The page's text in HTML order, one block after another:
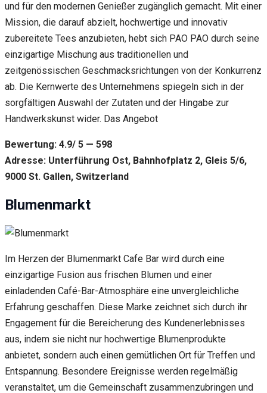
und für den modernen Genießer zugänglich gemacht. Mit einer
Mission, die darauf abzielt, hochwertige und innovativ
zubereitete Tees anzubieten, hebt sich PAO PAO durch seine
einzigartige Mischung aus traditionellen und
zeitgenössischen Geschmacksrichtungen von der Konkurrenz
ab. Die Kernwerte des Unternehmens spiegeln sich in der
sorgfältigen Auswahl der Zutaten und der Hingabe zur
Handwerkskunst wider. Das Angebot
Bewertung: 4.9/ 5 — 598
Adresse: Unterführung Ost, Bahnhofplatz 2, Gleis 5/6,
9000 St. Gallen, Switzerland
Blumenmarkt
Im Herzen der Blumenmarkt Cafe Bar wird durch eine
einzigartige Fusion aus frischen Blumen und einer
einladenden Café-Bar-Atmosphäre eine unvergleichliche
Erfahrung geschaffen. Diese Marke zeichnet sich durch ihr
Engagement für die Bereicherung des Kundenerlebnisses
aus, indem sie nicht nur hochwertige Blumenprodukte
anbietet, sondern auch einen gemütlichen Ort für Treffen und
Entspannung. Besondere Ereignisse werden regelmäßig
veranstaltet, um die Gemeinschaft zusammenzubringen und